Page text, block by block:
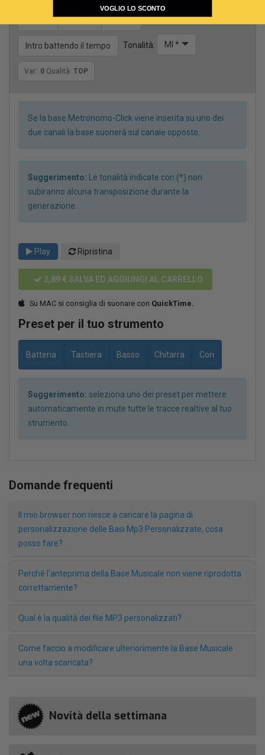
Scegli il canale per il CLICK
Sinistra Destra
Intro battendo il tempo Tonalità: MI *
Var.: 0 Qualità: TOP
Se la base Metronomo-Click viene inserita su uno dei
due canali la base suonerà sul canale opposto.
Suggerimento: Le tonalità indicate con (*) non
subiranno alcuna transposizione durante la
generazione.
Play Ripristina
2,89 € SALVA ED AGGIUNGI AL CARRELLO
Su MAC si consiglia di suonare con QuickTime.
Preset per il tuo strumento
Batteria Tastiera Basso Chitarra Cori
Suggerimento: seleziona uno dei preset per mettere
automaticamente in mute tutte le tracce realtive al tuo
strumento.
Domande frequenti
Il mio browser non riesce a caricare la pagina di
personalizzazione delle Basi Mp3 Personalizzate, cosa
posso fare?
Perché l'anteprima della Base Musicale non viene riprodotta
correttamente?
Qual è la qualità dei file MP3 personalizzati?
Come faccio a modificare ulteriorimente la Base Musicale
una volta scaricata?
Novità della settimana
VOGLIO LO SCONTO